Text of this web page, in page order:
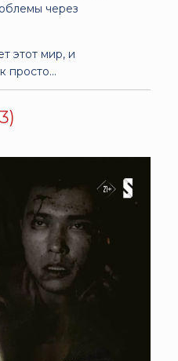
через
этот мир, и
просто...